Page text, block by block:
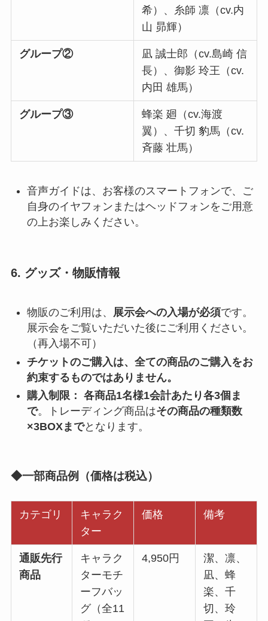
希）、糸師 凛（cv.内
山 昴輝）
グループ②
凪 誠士郎（cv.島崎 信
長）、御影 玲王（cv.
内田 雄馬）
グループ③
蜂楽 廻（cv.海渡
翼）、千切 豹馬（cv.
斉藤 壮馬）
音声ガイドは、お客様のスマートフォンで、ご
自身のイヤフォンまたはヘッドフォンをご用意
の上お楽しみください。
6. グッズ・物販情報
物販のご利用は、 展示会への入場が必須です。
展示会をご覧いただいた後にご利用ください。
（再入場不可）
チケットのご購入は、全ての商品のご購入をお
約束するものではありません。
購入制限： 各商品1名様1会計あたり各3個ま
で。トレーディング商品はその商品の種類数
×3BOXまでとなります。
◆一部商品例（価格は税込）
カテゴリ
キャラク
ター
価格 備考
通販先行
商品
キャラク
ターモチ
ーフバッ
グ（全11
4,950円
潔、凛、
凪、蜂
楽、千
切、玲